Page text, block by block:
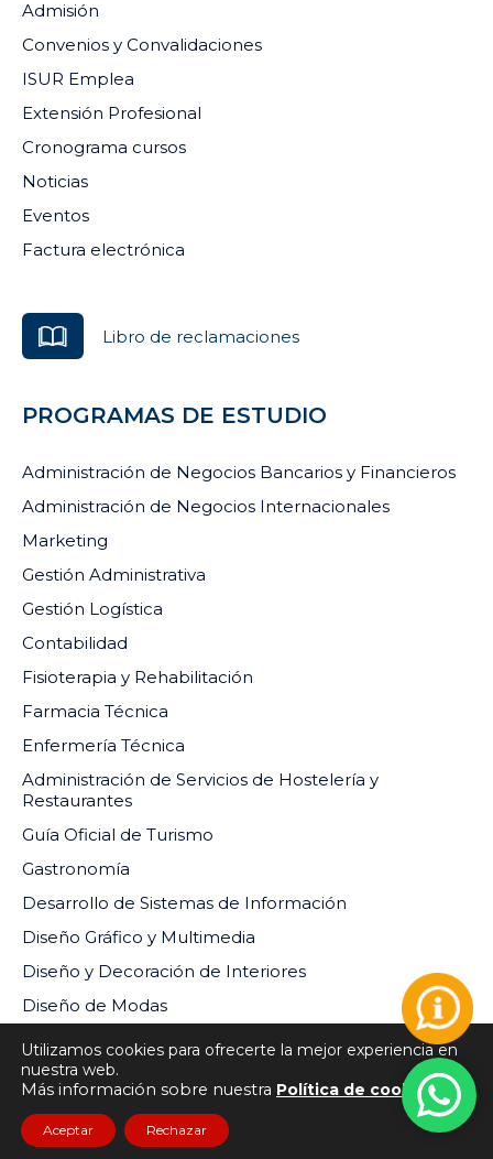
Admisión
Convenios y Convalidaciones
ISUR Emplea
Extensión Profesional
Cronograma cursos
Noticias
Eventos
Factura electrónica
Libro de reclamaciones
PROGRAMAS DE ESTUDIO
Administración de Negocios Bancarios y Financieros
Administración de Negocios Internacionales
Marketing
Gestión Administrativa
Gestión Logística
Contabilidad
Fisioterapia y Rehabilitación
Farmacia Técnica
Enfermería Técnica
Administración de Servicios de Hostelería y
Restaurantes
Guía Oficial de Turismo
Gastronomía
Desarrollo de Sistemas de Información
Diseño Gráfico y Multimedia
Diseño y Decoración de Interiores
Diseño de Modas
INSTITUTO DE EDUCACIÓN SUPERIOR PRIVADO DEL
SUR RM-073-2024-MINEDU
Utilizamos cookies para ofrecerte la mejor experiencia en
nuestra web.
Más información sobre nuestra Política de cookies
Aceptar Rechazar